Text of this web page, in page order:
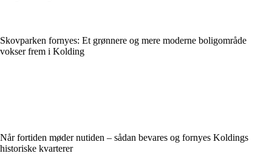
Skovparken fornyes: Et grønnere og mere moderne boligområde
vokser frem i Kolding
Når fortiden møder nutiden – sådan bevares og fornyes Koldings
historiske kvarterer